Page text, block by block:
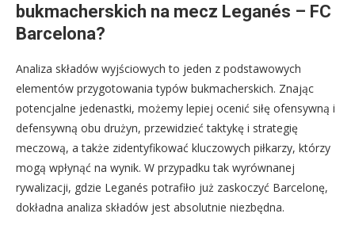
bukmacherskich na mecz Leganés – FC
Barcelona?
Analiza składów wyjściowych to jeden z podstawowych
elementów przygotowania typów bukmacherskich. Znając
potencjalne jedenastki, możemy lepiej ocenić siłę ofensywną i
defensywną obu drużyn, przewidzieć taktykę i strategię
meczową, a także zidentyfikować kluczowych piłkarzy, którzy
mogą wpłynąć na wynik. W przypadku tak wyrównanej
rywalizacji, gdzie Leganés potrafiło już zaskoczyć Barcelonę,
dokładna analiza składów jest absolutnie niezbędna.